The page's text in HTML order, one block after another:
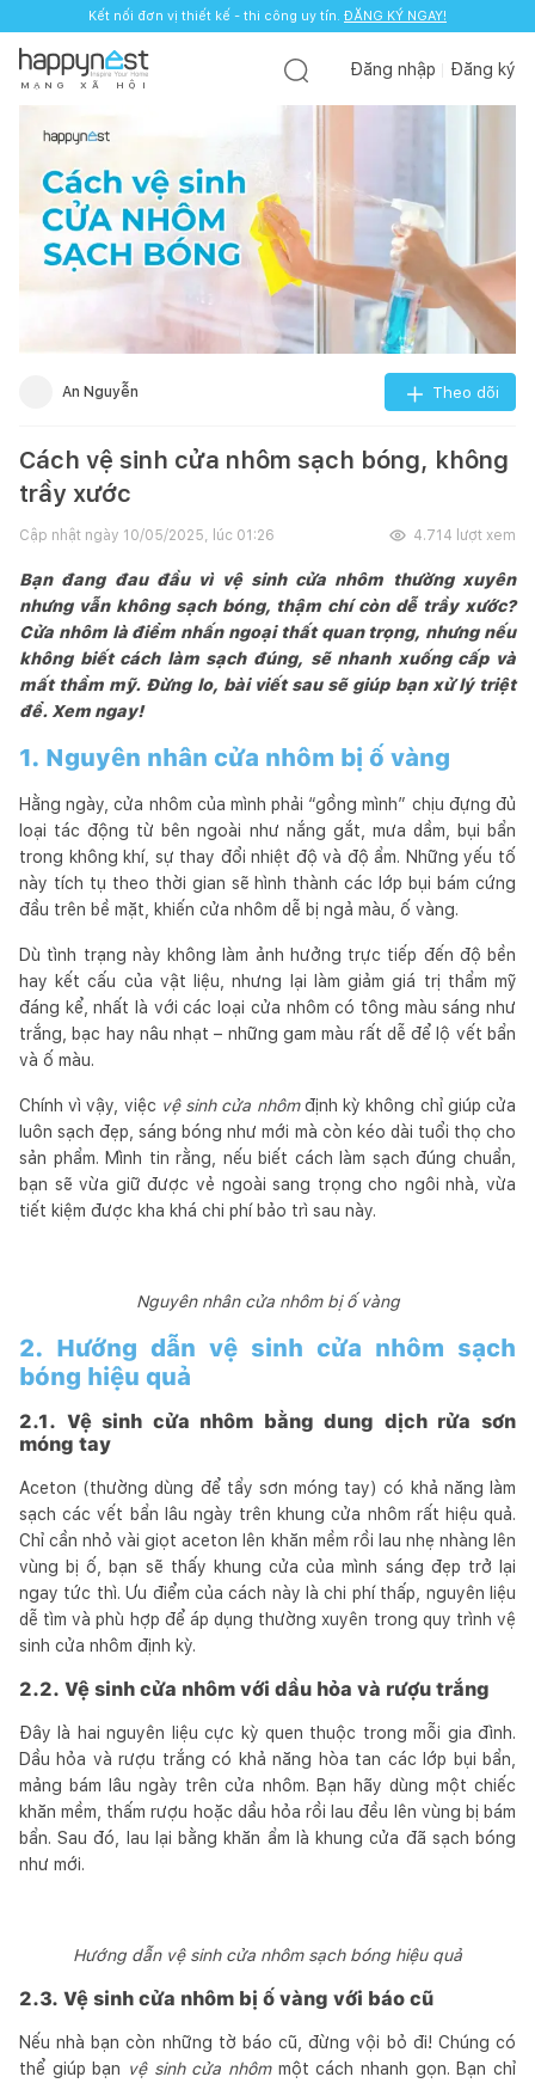
Kết nối đơn vị thiết kế - thi công uy tín. ĐĂNG KÝ NGAY!
M Ạ N G X Ã H Ộ I
Đăng nhập Đăng ký
An Nguyễn Theo dõi
Cách vệ sinh cửa nhôm sạch bóng, không
trầy xước
Cập nhật ngày 10/05/2025, lúc 01:26 4.714 lượt xem
Bạn đang đau đầu vì vệ sinh cửa nhôm thường xuyên
nhưng vẫn không sạch bóng, thậm chí còn dễ trầy xước?
Cửa nhôm là điểm nhấn ngoại thất quan trọng, nhưng nếu
không biết cách làm sạch đúng, sẽ nhanh xuống cấp và
mất thẩm mỹ. Đừng lo, bài viết sau sẽ giúp bạn xử lý triệt
để. Xem ngay!
1. Nguyên nhân cửa nhôm bị ố vàng
Hằng ngày, cửa nhôm của mình phải “gồng mình” chịu đựng đủ
loại tác động từ bên ngoài như nắng gắt, mưa dầm, bụi bẩn
trong không khí, sự thay đổi nhiệt độ và độ ẩm. Những yếu tố
này tích tụ theo thời gian sẽ hình thành các lớp bụi bám cứng
đầu trên bề mặt, khiến cửa nhôm dễ bị ngả màu, ố vàng.
Dù tình trạng này không làm ảnh hưởng trực tiếp đến độ bền
hay kết cấu của vật liệu, nhưng lại làm giảm giá trị thẩm mỹ
đáng kể, nhất là với các loại cửa nhôm có tông màu sáng như
trắng, bạc hay nâu nhạt – những gam màu rất dễ để lộ vết bẩn
và ố màu.
Chính vì vậy, việc vệ sinh cửa nhômđịnh kỳ không chỉ giúp cửa
luôn sạch đẹp, sáng bóng như mới mà còn kéo dài tuổi thọ cho
sản phẩm. Mình tin rằng, nếu biết cách làm sạch đúng chuẩn,
bạn sẽ vừa giữ được vẻ ngoài sang trọng cho ngôi nhà, vừa
tiết kiệm được kha khá chi phí bảo trì sau này.
Nguyên nhân cửa nhôm bị ố vàng
2. Hướng dẫn vệ sinh cửa nhôm sạch
bóng hiệu quả
2.1. Vệ sinh cửa nhôm bằng dung dịch rửa sơn
móng tay
Aceton (thường dùng để tẩy sơn móng tay) có khả năng làm
sạch các vết bẩn lâu ngày trên khung cửa nhôm rất hiệu quả.
Chỉ cần nhỏ vài giọt aceton lên khăn mềm rồi lau nhẹ nhàng lên
vùng bị ố, bạn sẽ thấy khung cửa của mình sáng đẹp trở lại
ngay tức thì. Ưu điểm của cách này là chi phí thấp, nguyên liệu
dễ tìm và phù hợp để áp dụng thường xuyên trong quy trình vệ
sinh cửa nhôm định kỳ.
2.2. Vệ sinh cửa nhôm với dầu hỏa và rượu trắng
Đây là hai nguyên liệu cực kỳ quen thuộc trong mỗi gia đình.
Dầu hỏa và rượu trắng có khả năng hòa tan các lớp bụi bẩn,
mảng bám lâu ngày trên cửa nhôm. Bạn hãy dùng một chiếc
khăn mềm, thấm rượu hoặc dầu hỏa rồi lau đều lên vùng bị bám
bẩn. Sau đó, lau lại bằng khăn ẩm là khung cửa đã sạch bóng
như mới.
Hướng dẫn vệ sinh cửa nhôm sạch bóng hiệu quả
2.3. Vệ sinh cửa nhôm bị ố vàng với báo cũ
Nếu nhà bạn còn những tờ báo cũ, đừng vội bỏ đi! Chúng có
thể giúp bạn vệ sinh cửa nhômmột cách nhanh gọn. Bạn chỉ